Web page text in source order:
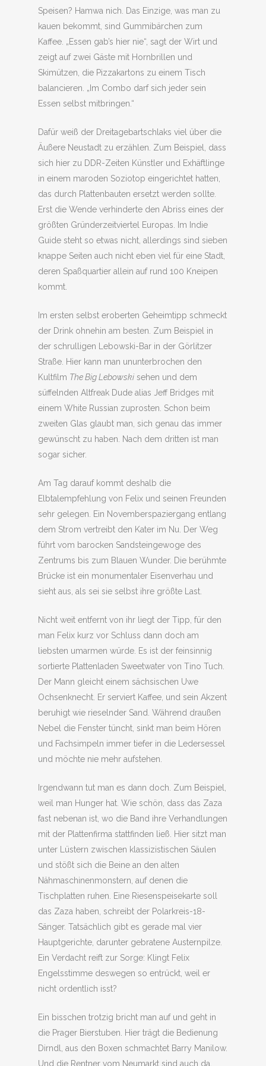
Speisen? Hamwa nich. Das Einzige, was man zu
kauen bekommt, sind Gummibärchen zum
Kaffee. „Essen gab’s hier nie“, sagt der Wirt und
zeigt auf zwei Gäste mit Hornbrillen und
Skimützen, die Pizzakartons zu einem Tisch
balancieren. „Im Combo darf sich jeder sein
Essen selbst mitbringen.“
Dafür weiß der Dreitagebartschlaks viel über die
Äußere Neustadt zu erzählen. Zum Beispiel, dass
sich hier zu DDR-Zeiten Künstler und Exhäftlinge
in einem maroden Soziotop eingerichtet hatten,
das durch Plattenbauten ersetzt werden sollte.
Erst die Wende verhinderte den Abriss eines der
größten Gründerzeitviertel Europas. Im Indie
Guide steht so etwas nicht, allerdings sind sieben
knappe Seiten auch nicht eben viel für eine Stadt,
deren Spaßquartier allein auf rund 100 Kneipen
kommt.
Im ersten selbst eroberten Geheimtipp schmeckt
der Drink ohnehin am besten. Zum Beispiel in
der schrulligen Lebowski-Bar in der Görlitzer
Straße. Hier kann man ununterbrochen den
Kultfilm The Big Lebowski sehen und dem
süffelnden Altfreak Dude alias Jeff Bridges mit
einem White Russian zuprosten. Schon beim
zweiten Glas glaubt man, sich genau das immer
gewünscht zu haben. Nach dem dritten ist man
sogar sicher.
Am Tag darauf kommt deshalb die
Elbtalempfehlung von Felix und seinen Freunden
sehr gelegen. Ein Novemberspaziergang entlang
dem Strom vertreibt den Kater im Nu. Der Weg
führt vom barocken Sandsteingewoge des
Zentrums bis zum Blauen Wunder. Die berühmte
Brücke ist ein monumentaler Eisenverhau und
sieht aus, als sei sie selbst ihre größte Last.
Nicht weit entfernt von ihr liegt der Tipp, für den
man Felix kurz vor Schluss dann doch am
liebsten umarmen würde. Es ist der feinsinnig
sortierte Plattenladen Sweetwater von Tino Tuch.
Der Mann gleicht einem sächsischen Uwe
Ochsenknecht. Er serviert Kaffee, und sein Akzent
beruhigt wie rieselnder Sand. Während draußen
Nebel die Fenster tüncht, sinkt man beim Hören
und Fachsimpeln immer tiefer in die Ledersessel
und möchte nie mehr aufstehen.
Irgendwann tut man es dann doch. Zum Beispiel,
weil man Hunger hat. Wie schön, dass das Zaza
fast nebenan ist, wo die Band ihre Verhandlungen
mit der Plattenfirma stattfinden ließ. Hier sitzt man
unter Lüstern zwischen klassizistischen Säulen
und stößt sich die Beine an den alten
Nähmaschinenmonstern, auf denen die
Tischplatten ruhen. Eine Riesenspeisekarte soll
das Zaza haben, schreibt der Polarkreis-18-
Sänger. Tatsächlich gibt es gerade mal vier
Hauptgerichte, darunter gebratene Austernpilze.
Ein Verdacht reift zur Sorge: Klingt Felix
Engelsstimme deswegen so entrückt, weil er
nicht ordentlich isst?
Ein bisschen trotzig bricht man auf und geht in
die Prager Bierstuben. Hier trägt die Bedienung
Dirndl, aus den Boxen schmachtet Barry Manilow.
Und die Rentner vom Neumarkt sind auch da.